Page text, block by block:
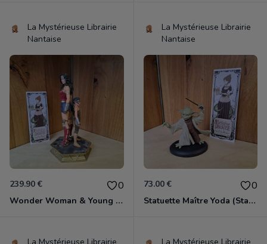
La Mystérieuse Librairie
Nantaise
239.90 € 0
Wonder Woman & Young Diana (tirée de "Wonder Woman 1984")
La Mystérieuse Librairie
Nantaise
73.00 € 0
Statuette Maître Yoda (Star Wars).